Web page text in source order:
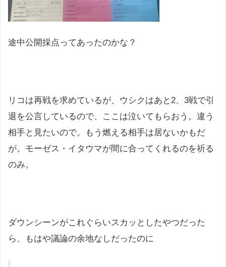
途中公開採点ってあったのかな？
リコは再戦を求めているが、ウシクはあと2、3戦で引
退を公言しているので、ここは泣いてもらおう。違う
相手と見たいので。もう燃える相手は居ないかもだ
が。モーゼス・イタウマが間に合ってくれるのを祈る
のみ。
ダウンシーンがこれぐらいスカッとしたやつだった
ら、もはや議論の余地なしだったのに